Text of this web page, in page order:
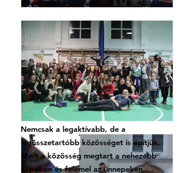
Nemcsak a legaktívabb, de a
legösszetartóbb közösséget is építjük.
Mert a közösség megtart a nehezebb
napokon és felemel az ünnepeken.